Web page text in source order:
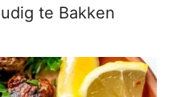
te Bakken